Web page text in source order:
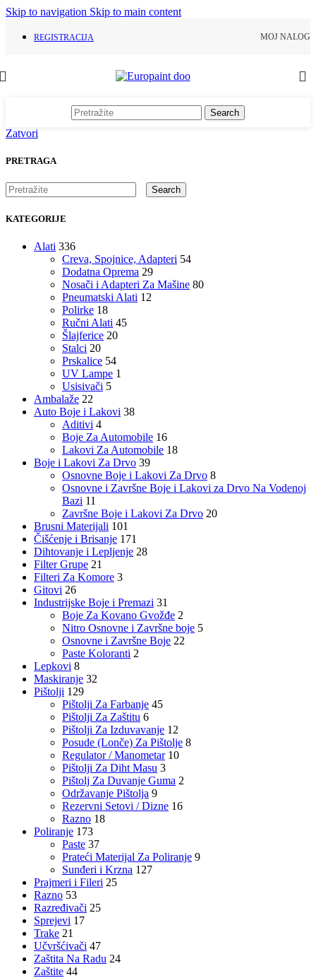
Skip to navigation Skip to main content
REGISTRACIJA MOJ NALOG
Search
Zatvori
PRETRAGA
Search
KATEGORIJE
Alati 336
Creva, Spojnice, Adapteri 54
Dodatna Oprema 29
Nosači i Adapteri Za Mašine 80
Pneumatski Alati 12
Polirke 18
Ručni Alati 45
Šlajferice 20
Stalci 20
Prskalice 54
UV Lampe 1
Usisivači 5
Ambalaže 22
Auto Boje i Lakovi 38
Aditivi 4
Boje Za Automobile 16
Lakovi Za Automobile 18
Boje i Lakovi Za Drvo 39
Osnovne Boje i Lakovi Za Drvo 8
Osnovne i Završne Boje i Lakovi za Drvo Na Vodenoj
Bazi 11
Završne Boje i Lakovi Za Drvo 20
Brusni Materijali 101
Čišćenje i Brisanje 171
Dihtovanje i Lepljenje 28
Filter Grupe 21
Filteri Za Komore 3
Gitovi 26
Industrijske Boje i Premazi 31
Boje Za Kovano Gvožđe 2
Nitro Osnovne i Završne boje 5
Osnovne i Završne Boje 22
Paste Koloranti 2
Lepkovi 8
Maskiranje 32
Pištolji 129
Pištolji Za Farbanje 45
Pištolji Za Zaštitu 6
Pištolji Za Izduvavanje 12
Posude (Lonče) Za Pištolje 8
Regulator / Manometar 10
Pištolji Za Diht Masu 3
Pištolj Za Duvanje Guma 2
Održavanje Pištolja 9
Rezervni Setovi / Dizne 16
Razno 18
Poliranje 173
Paste 37
Prateći Materijal Za Poliranje 9
Sunđeri i Krzna 127
Prajmeri i Fileri 25
Razno 53
Razređivači 25
Sprejevi 17
Trake 21
Učvršćivači 47
Zaštita Na Radu 24
Zaštite 44